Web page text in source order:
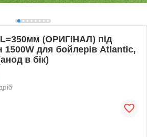
(ОРИГІНАЛ) під
1500W для бойлерів Atlantic,
в бік)